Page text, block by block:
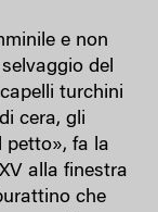
e non
del
turchini
cera, gli
petto», fa la
alla finestra
che